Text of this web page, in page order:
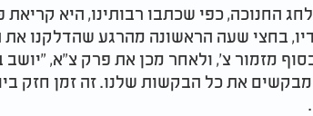
החנוכה, כפי שכתבו רבותינו, היא
בחצי שעה הראשונה מהרגע שהדלקנו את
מזמור צ', ולאחר מכן את פרק צ"א,
את כל הבקשות שלנו. זה זמן חזק